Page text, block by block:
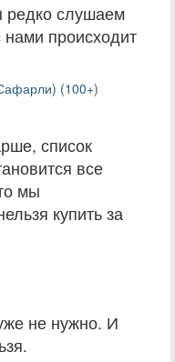
редко слушаем
нами происходит
(100+)
список
все
мы
купить за
не нужно. И